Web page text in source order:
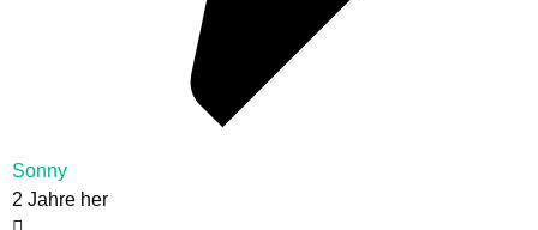
Sonny
2 Jahre her